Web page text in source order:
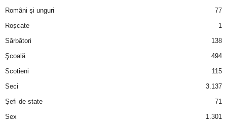
Români şi unguri
77
Roșcate
1
Sărbători
138
Şcoală
494
Scotieni
115
Seci
3.137
Şefi de state
71
Sex
1.301